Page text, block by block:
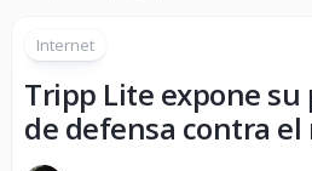
Internet
Tripp Lite expone
de defensa contra el